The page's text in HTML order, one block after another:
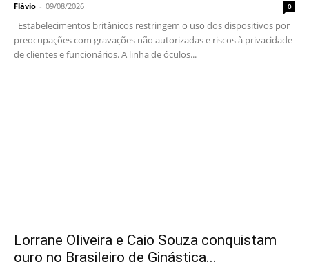
Flávio - 09/08/2026 0
Estabelecimentos britânicos restringem o uso dos dispositivos por
preocupações com gravações não autorizadas e riscos à privacidade
de clientes e funcionários. A linha de óculos...
Lorrane Oliveira e Caio Souza conquistam
ouro no Brasileiro de Ginástica...